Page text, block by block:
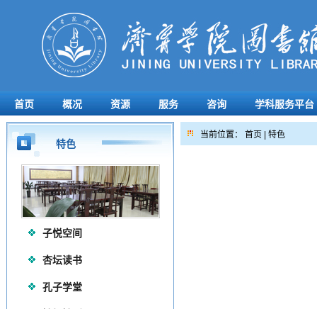
首页 概况 资源 服务 咨询 学科服务平台
特色
子悦空间
杏坛读书
孔子学堂
当前位置： 首页 特色